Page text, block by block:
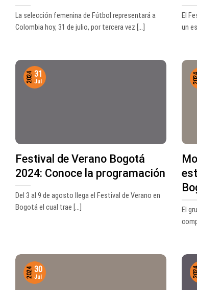
La selección femenina de Fútbol representará a
Colombia hoy, 31 de julio, por tercera vez [...]
El
un
Festival de Verano Bogotá
2024: Conoce la programación
Del 3 al 9 de agosto llega el Festival de Verano en
Bogotá el cual trae [...]
31
Jul
2024
El
30
Jul
2024